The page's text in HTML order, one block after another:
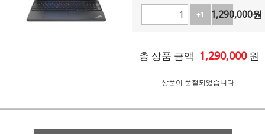
+1
-1
1,290,000원
총 상품 금액 1,290,000 원
상품이 품절되었습니다.